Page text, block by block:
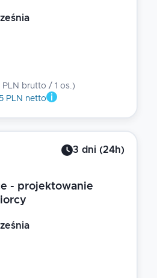
brutto / 1 os.)
PLN netto
3 dni (24h)
- projektowanie